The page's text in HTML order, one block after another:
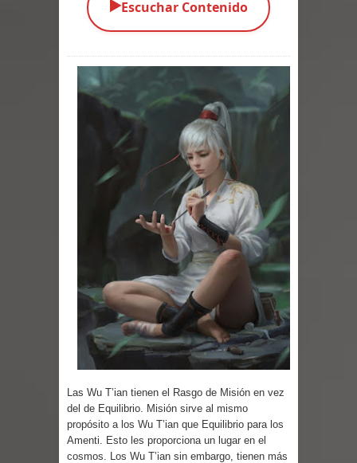
Parte 03: Una Piraña en el Bidé
Parte 01: Escondido a Plena Luz
Parte 02: El Enemigo de mi Enemigo
Parte 06: Coletazos
Parte 05: Los Horrores del Infierno
Parte 04: Oídos Sordos
Parte 03: La Traición
Parte 02: Vuelve el Hijo Prodigo
Parte 03: Reflexiones
▶️Escuchar Contenido
Las Wu T’ian tienen el Rasgo de Misión en vez
del de Equilibrio. Misión sirve al mismo
propósito a los Wu T’ian que Equilibrio para los
Amenti. Esto les proporciona un lugar en el
cosmos. Los Wu T’ian sin embargo, tienen más